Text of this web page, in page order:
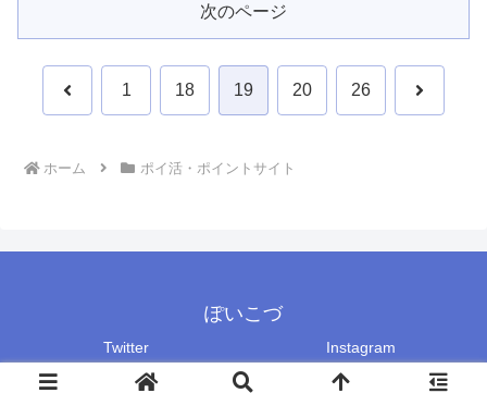
次のページ
前 1 18 19 20 26 次
ホーム ポイ活・ポイントサイト
ぽいこづ
Twitter Instagram
Copyright © 2018-2026 ぽいこづ All Rights Reserved.